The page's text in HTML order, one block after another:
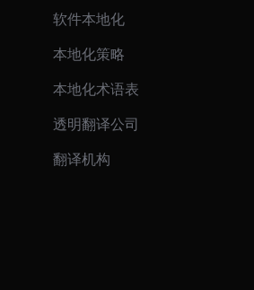
软件本地化
本地化策略
本地化术语表
透明翻译公司
翻译机构